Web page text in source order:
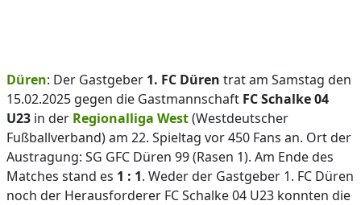
Düren: Der Gastgeber 1. FC Düren trat am Samstag den
15.02.2025 gegen die Gastmannschaft FC Schalke 04
U23 in der Regionalliga West(Westdeutscher
Fußballverband) am 22. Spieltag vor 450 Fans an. Ort der
Austragung: SG GFC Düren 99 (Rasen 1). Am Ende des
Matches stand es 1 : 1. Weder der Gastgeber 1. FC Düren
noch der Herausforderer FC Schalke 04 U23 konnten die